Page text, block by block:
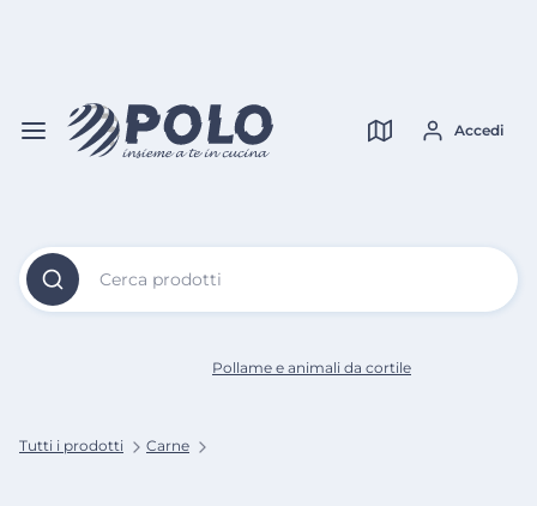
Cerca prodotti
Accedi
Tutti i prodotti Carne
Pollame e animali da cortile